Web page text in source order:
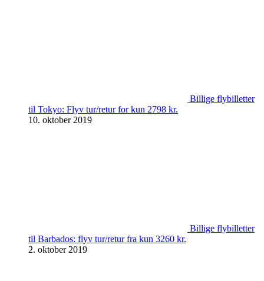
Billige flybilletter
til Tokyo: Flyv tur/retur for kun 2798 kr.
10. oktober 2019
Billige flybilletter
til Barbados: flyv tur/retur fra kun 3260 kr.
2. oktober 2019